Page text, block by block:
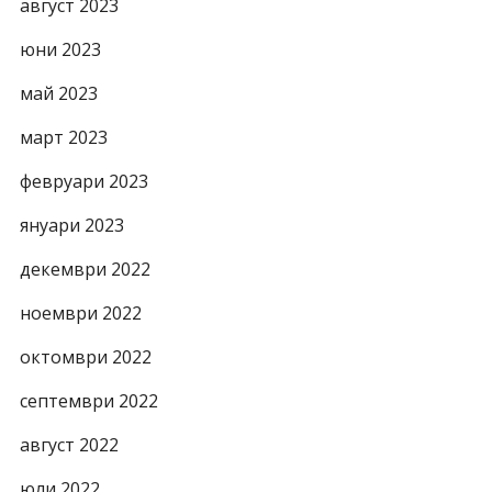
август 2023
юни 2023
май 2023
март 2023
февруари 2023
януари 2023
декември 2022
ноември 2022
октомври 2022
септември 2022
август 2022